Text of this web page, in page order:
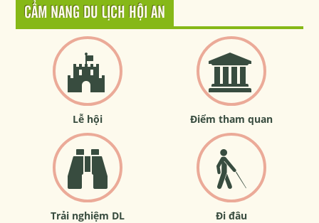
CẨM NANG DU LỊCH HỘI AN
Lễ hội Điểm tham quan
Trải nghiệm DL Đi đâu